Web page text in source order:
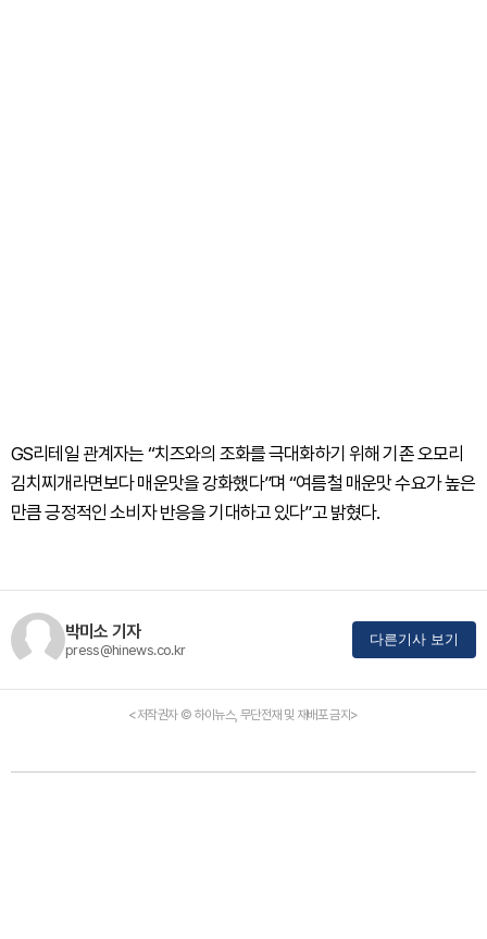
GS리테일 관계자는 “치즈와의 조화를 극대화하기 위해 기존 오모리
김치찌개라면보다 매운맛을 강화했다”며 “여름철 매운맛 수요가 높은
만큼 긍정적인 소비자 반응을 기대하고 있다”고 밝혔다.
박미소 기자
press@hinews.co.kr
다른기사 보기
<저작권자 © 하이뉴스, 무단전재 및 재배포 금지>